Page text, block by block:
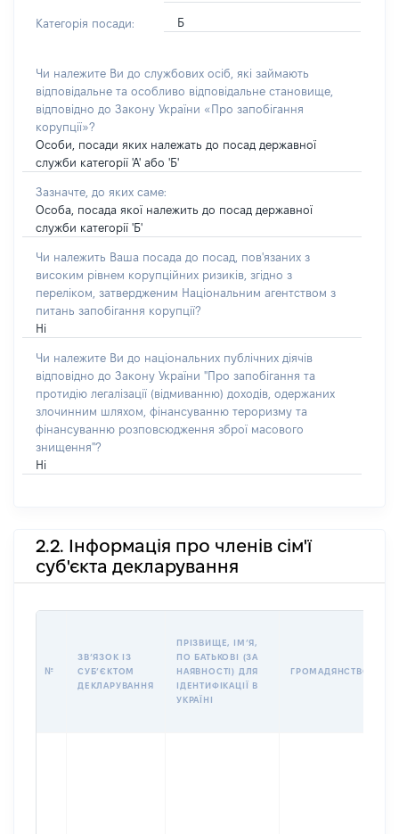
Категорія посади: Б
Чи належите Ви до службових осіб, які займають
відповідальне та особливо відповідальне становище,
відповідно до Закону України «Про запобігання
корупції»?
Особи, посади яких належать до посад державної
служби категорії 'А' або 'Б'
Зазначте, до яких саме:
Особа, посада якої належить до посад державної
служби категорії 'Б'
Чи належить Ваша посада до посад, пов'язаних з
високим рівнем корупційних ризиків, згідно з
переліком, затвердженим Національним агентством з
питань запобігання корупції?
Ні
Чи належите Ви до національних публічних діячів
відповідно до Закону України "Про запобігання та
протидію легалізації (відмиванню) доходів, одержаних
злочинним шляхом, фінансуванню тероризму та
фінансуванню розповсюдження зброї масового
знищення"?
Ні
2.2. Інформація про членів сім'ї
суб'єкта декларування
№
ЗВʼЯЗОК ІЗ
СУБʼЄКТОМ
ДЕКЛАРУВАННЯ
ПРІЗВИЩЕ, ІМʼЯ,
ПО БАТЬКОВІ (ЗА
НАЯВНОСТІ) ДЛЯ
ІДЕНТИФІКАЦІЇ В
УКРАЇНІ
ГРОМАДЯНСТВО